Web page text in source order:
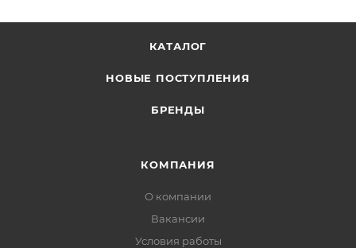
КАТАЛОГ
НОВЫЕ ПОСТУПЛЕНИЯ
БРЕНДЫ
КОМПАНИЯ
О компании
Вакансии
Условия работы